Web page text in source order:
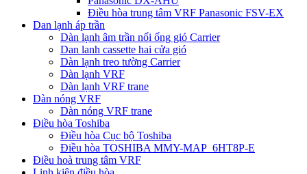
Điều hòa trung tâm VRF Panasonic FSV-EX
Dan lạnh áp trần
Dàn lạnh âm trần nối ống gió Carrier
Dan lanh cassette hai cửa gió
Dàn lạnh treo tường Carrier
Dàn lạnh VRF
Dàn lạnh VRF trane
Dàn nóng VRF
Dàn nóng VRF trane
Điều hòa Toshiba
Điều hòa Cục bộ Toshiba
Điều hòa TOSHIBA MMY-MAP_6HT8P-E
Điều hoà trung tâm VRF